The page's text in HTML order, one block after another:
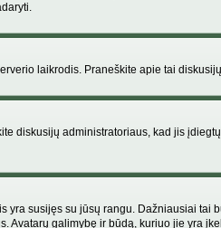
laikrodis. Praneškite apie tai
administratoriaus, kad jis
susijęs su jūsų rangu. Dažniausiai
galimybę ir būdą, kuriuo jie yra